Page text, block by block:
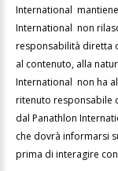
International
International non
responsabilità diretta
al contenuto, alla
International non ha
ritenuto responsabile
dal Panathlon
che dovrà informarsi
prima di interagire